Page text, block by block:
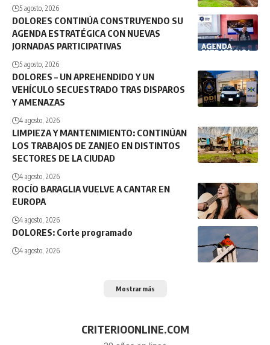
5 agosto, 2026
DOLORES CONTINÚA CONSTRUYENDO SU
AGENDA ESTRATÉGICA CON NUEVAS
JORNADAS PARTICIPATIVAS
5 agosto, 2026
DOLORES – UN APREHENDIDO Y UN
VEHÍCULO SECUESTRADO TRAS DISPAROS
Y AMENAZAS
4 agosto, 2026
LIMPIEZA Y MANTENIMIENTO: CONTINÚAN
LOS TRABAJOS DE ZANJEO EN DISTINTOS
SECTORES DE LA CIUDAD
4 agosto, 2026
ROCÍO BARAGLIA VUELVE A CANTAR EN
EUROPA
4 agosto, 2026
DOLORES: Corte programado
4 agosto, 2026
Mostrar más
CRITERIOONLINE.COM